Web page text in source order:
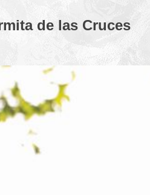
de las Cruces